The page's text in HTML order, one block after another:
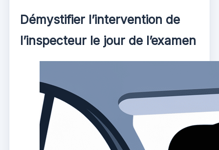
Démystifier l’intervention de
l’inspecteur le jour de l’examen